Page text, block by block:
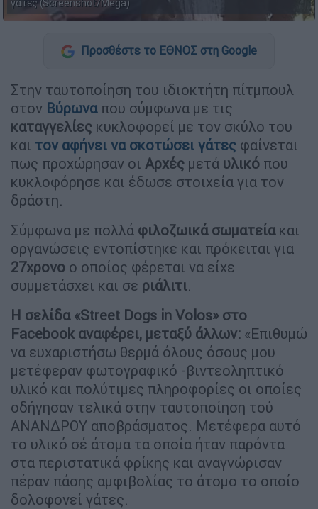
γάτες (Screenshot/Mega)
Προσθέστε το ΕΘΝΟΣ στη Google
Στην ταυτοποίηση του ιδιοκτήτη πίτμπουλ
στον Βύρωναπου σύμφωνα με τις
καταγγελίες κυκλοφορεί με τον σκύλο του
και τον αφήνει να σκοτώσει γάτες φαίνεται
πως προχώρησαν οι Αρχές μετά υλικό που
κυκλοφόρησε και έδωσε στοιχεία για τον
δράστη.
Σύμφωνα με πολλά φιλοζωικά σωματείακαι
οργανώσεις εντοπίστηκε και πρόκειται για
27χρονο ο οποίος φέρεται να είχε
συμμετάσχει και σε ριάλιτι.
Η σελίδα «Street Dogs in Volos» στο
Facebook αναφέρει, μεταξύ άλλων: «Επιθυμώ
να ευχαριστήσω θερμά όλους όσους μου
μετέφεραν φωτογραφικό -βιντεοληπτικό
υλικό και πολύτιμες πληροφορίες οι οποίες
οδήγησαν τελικά στην ταυτοποίηση τού
ΑΝΑΝΔΡΟΥ αποβράσματος. Μετέφερα αυτό
το υλικό σέ άτομα τα οποία ήταν παρόντα
στα περιστατικά φρίκης και αναγνώρισαν
πέραν πάσης αμφιβολίας το άτομο το οποίο
δολοφονεί γάτες.